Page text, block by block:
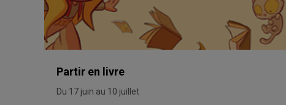
Partir en livre
Du 17 juin au 10 juillet